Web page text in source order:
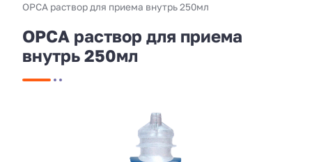
ОРСА раствор для приема внутрь 250мл
ОРСА раствор для приема
внутрь 250мл